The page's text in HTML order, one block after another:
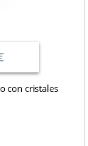
con cristales